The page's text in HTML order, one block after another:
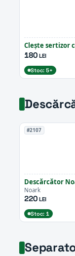
Clește sertizor
180LEI
Stoc: 5+
#2107
Descărcător
Noark
220LEI
Stoc: 1